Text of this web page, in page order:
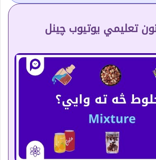
تعلیمي یوتیوب چینل